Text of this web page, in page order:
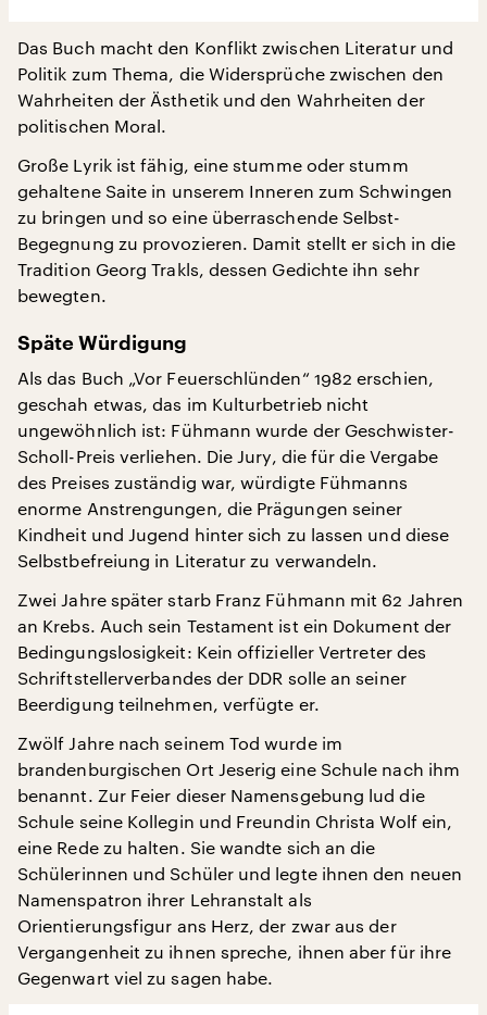
Das Buch macht den Konflikt zwischen Literatur und
Politik zum Thema, die Widersprüche zwischen den
Wahrheiten der Ästhetik und den Wahrheiten der
politischen Moral.
Große Lyrik ist fähig, eine stumme oder stumm
gehaltene Saite in unserem Inneren zum Schwingen
zu bringen und so eine überraschende Selbst-
Begegnung zu provozieren. Damit stellt er sich in die
Tradition Georg Trakls, dessen Gedichte ihn sehr
bewegten.
Späte Würdigung
Als das Buch „Vor Feuerschlünden“ 1982 erschien,
geschah etwas, das im Kulturbetrieb nicht
ungewöhnlich ist: Fühmann wurde der Geschwister-
Scholl-Preis verliehen. Die Jury, die für die Vergabe
des Preises zuständig war, würdigte Fühmanns
enorme Anstrengungen, die Prägungen seiner
Kindheit und Jugend hinter sich zu lassen und diese
Selbstbefreiung in Literatur zu verwandeln.
Zwei Jahre später starb Franz Fühmann mit 62 Jahren
an Krebs. Auch sein Testament ist ein Dokument der
Bedingungslosigkeit: Kein offizieller Vertreter des
Schriftstellerverbandes der DDR solle an seiner
Beerdigung teilnehmen, verfügte er.
Zwölf Jahre nach seinem Tod wurde im
brandenburgischen Ort Jeserig eine Schule nach ihm
benannt. Zur Feier dieser Namensgebung lud die
Schule seine Kollegin und Freundin Christa Wolf ein,
eine Rede zu halten. Sie wandte sich an die
Schülerinnen und Schüler und legte ihnen den neuen
Namenspatron ihrer Lehranstalt als
Orientierungsfigur ans Herz, der zwar aus der
Vergangenheit zu ihnen spreche, ihnen aber für ihre
Gegenwart viel zu sagen habe.